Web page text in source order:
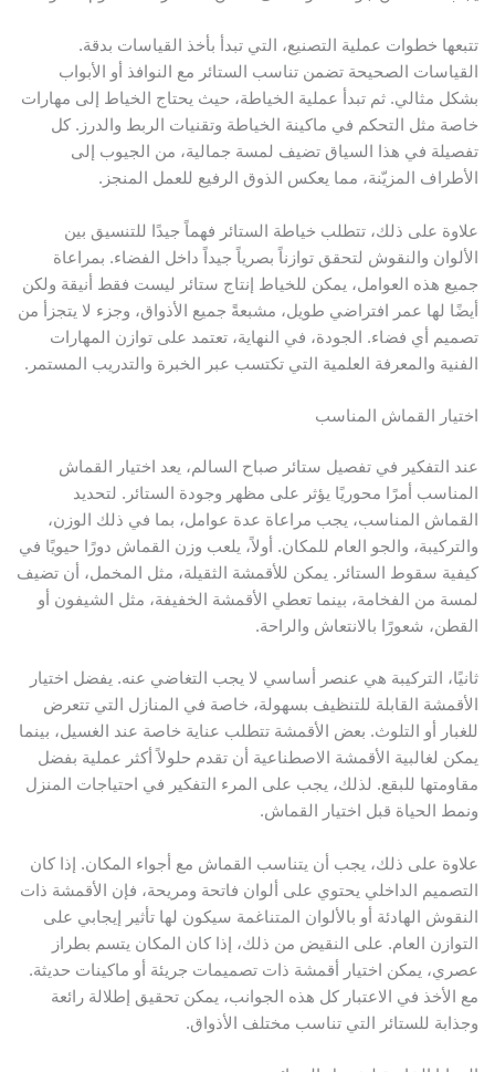
خطوات عملية التصنيع، التي تبدأ بأخذ القياسات بدقة.
الصحيحة تضمن تناسب الستائر مع النوافذ أو الأبواب
مثالي. ثم تبدأ عملية الخياطة، حيث يحتاج الخياط إلى مهارات
مثل التحكم في ماكينة الخياطة وتقنيات الربط والدرز. كل
في هذا السياق تضيف لمسة جمالية، من الجيوب إلى
المزيّنة، مما يعكس الذوق الرفيع للعمل المنجز.
على ذلك، تتطلب خياطة الستائر فهماً جيدًا للتنسيق بين
والنقوش لتحقق توازناً بصرياً جيداً داخل الفضاء. بمراعاة
هذه العوامل، يمكن للخياط إنتاج ستائر ليست فقط أنيقة ولكن
لها عمر افتراضي طويل، مشبعةً جميع الأذواق، وجزء لا يتجزأ من
أي فضاء. الجودة، في النهاية، تعتمد على توازن المهارات
والمعرفة العلمية التي تكتسب عبر الخبرة والتدريب المستمر.
القماش المناسب
التفكير في تفصيل ستائر صباح السالم، يعد اختيار القماش
أمرًا محوريًا يؤثر على مظهر وجودة الستائر. لتحديد
المناسب، يجب مراعاة عدة عوامل، بما في ذلك الوزن،
والجو العام للمكان. أولاً، يلعب وزن القماش دورًا حيويًا في
سقوط الستائر. يمكن للأقمشة الثقيلة، مثل المخمل، أن تضيف
من الفخامة، بينما تعطي الأقمشة الخفيفة، مثل الشيفون أو
شعورًا بالانتعاش والراحة.
التركيبة هي عنصر أساسي لا يجب التغاضي عنه. يفضل اختيار
القابلة للتنظيف بسهولة، خاصة في المنازل التي تتعرض
أو التلوث. بعض الأقمشة تتطلب عناية خاصة عند الغسيل، بينما
لغالبية الأقمشة الاصطناعية أن تقدم حلولاً أكثر عملية بفضل
للبقع. لذلك، يجب على المرء التفكير في احتياجات المنزل
الحياة قبل اختيار القماش.
على ذلك، يجب أن يتناسب القماش مع أجواء المكان. إذا كان
الداخلي يحتوي على ألوان فاتحة ومريحة، فإن الأقمشة ذات
الهادئة أو بالألوان المتناغمة سيكون لها تأثير إيجابي على
العام. على النقيض من ذلك، إذا كان المكان يتسم بطراز
يمكن اختيار أقمشة ذات تصميمات جريئة أو ماكينات حديثة.
الأخذ في الاعتبار كل هذه الجوانب، يمكن تحقيق إطلالة رائعة
للستائر التي تناسب مختلف الأذواق.